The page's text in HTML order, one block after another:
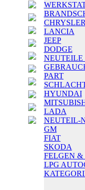
CHRYSLER
LANCIA
JEEP
DODGE
NEUTEILE
PART
HYUNDAI
LADA
NEUTEIL-
GM
FIAT
SKODA
FELGEN &
LPG